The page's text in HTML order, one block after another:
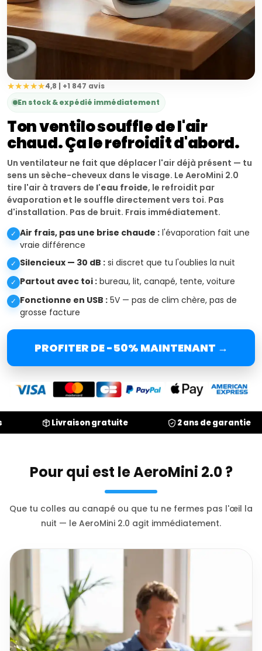
★★★★★4,8 | +1 847 avis
En stock & expédié immédiatement
Ton ventilo souffle de l'air
chaud. Ça le refroidit d'abord.
Un ventilateur ne fait que déplacer l'air déjà présent — tu
sens un sèche-cheveux dans le visage. Le AeroMini 2.0
tire l'air à travers de l'eau froide, le refroidit par
évaporation et le souffle directement vers toi. Pas
d'installation. Pas de bruit. Frais immédiatement.
✓ Air frais, pas une brise chaude : l'évaporation fait une
vraie différence
✓ Silencieux — 30 dB : si discret que tu l'oublies la nuit
✓ Partout avec toi : bureau, lit, canapé, tente, voiture
✓ Fonctionne en USB : 5V — pas de clim chère, pas de
grosse facture
PROFITER DE -50% MAINTENANT →
Livraison gratuite 2 ans de garantie
Pour qui est le AeroMini 2.0 ?
Que tu colles au canapé ou que tu ne fermes pas l'œil la
nuit — le AeroMini 2.0 agit immédiatement.